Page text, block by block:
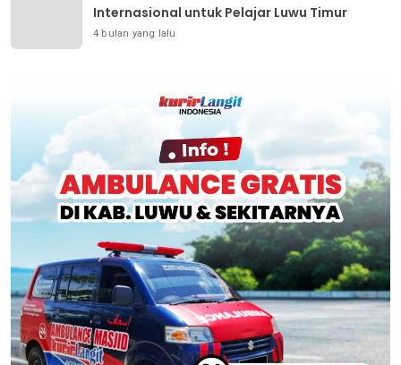
Internasional untuk Pelajar Luwu Timur
4 bulan yang lalu